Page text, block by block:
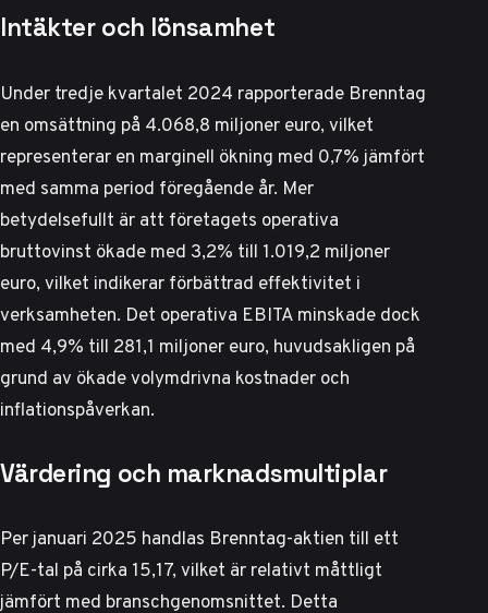
Intäkter och lönsamhet
Under tredje kvartalet 2024 rapporterade Brenntag
en omsättning på 4.068,8 miljoner euro, vilket
representerar en marginell ökning med 0,7% jämfört
med samma period föregående år. Mer
betydelsefullt är att företagets operativa
bruttovinst ökade med 3,2% till 1.019,2 miljoner
euro, vilket indikerar förbättrad effektivitet i
verksamheten. Det operativa EBITA minskade dock
med 4,9% till 281,1 miljoner euro, huvudsakligen på
grund av ökade volymdrivna kostnader och
inflationspåverkan.
Värdering och marknadsmultiplar
Per januari 2025 handlas Brenntag-aktien till ett
P/E-tal på cirka 15,17, vilket är relativt måttligt
jämfört med branschgenomsnittet. Detta